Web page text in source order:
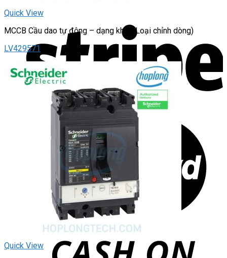
Quick View
MCCB Cầu dao tự động – dạng khối (Loại chỉnh dòng)
LV429571
Quick View